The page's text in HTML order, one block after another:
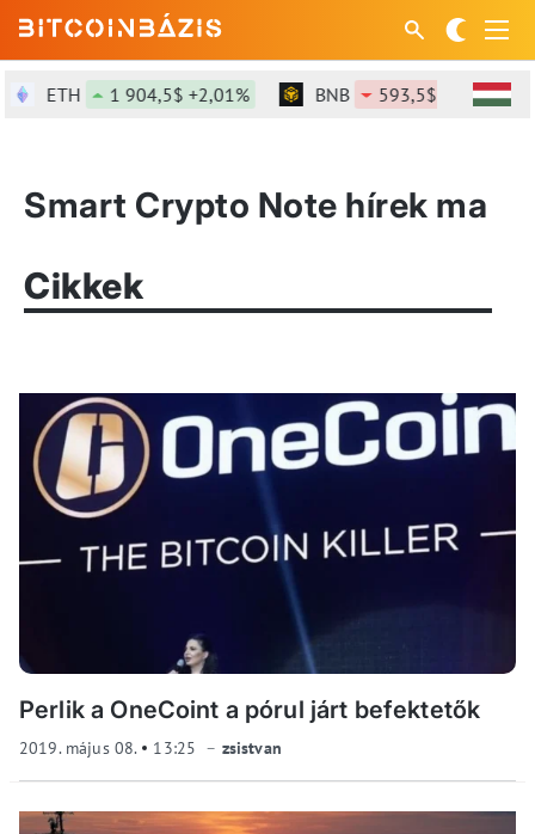
ETH 1 904,5$ +2,01% BNB 593,5$ -0,41%
Smart Crypto Note hírek ma
Cikkek
Perlik a OneCoint a pórul járt befektetők
2019. május 08. 13:25 zsistvan